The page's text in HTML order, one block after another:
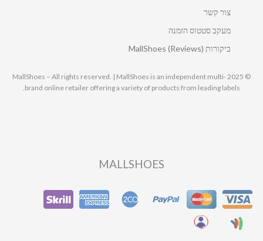
צור קשר
מעקב סטטוס הזמנה
ביקורות MallShoes (Reviews)
© 2025 MallShoes – All rights reserved. | MallShoes is an independent multi-
brand online retailer offering a variety of products from leading labels.
MALLSHOES